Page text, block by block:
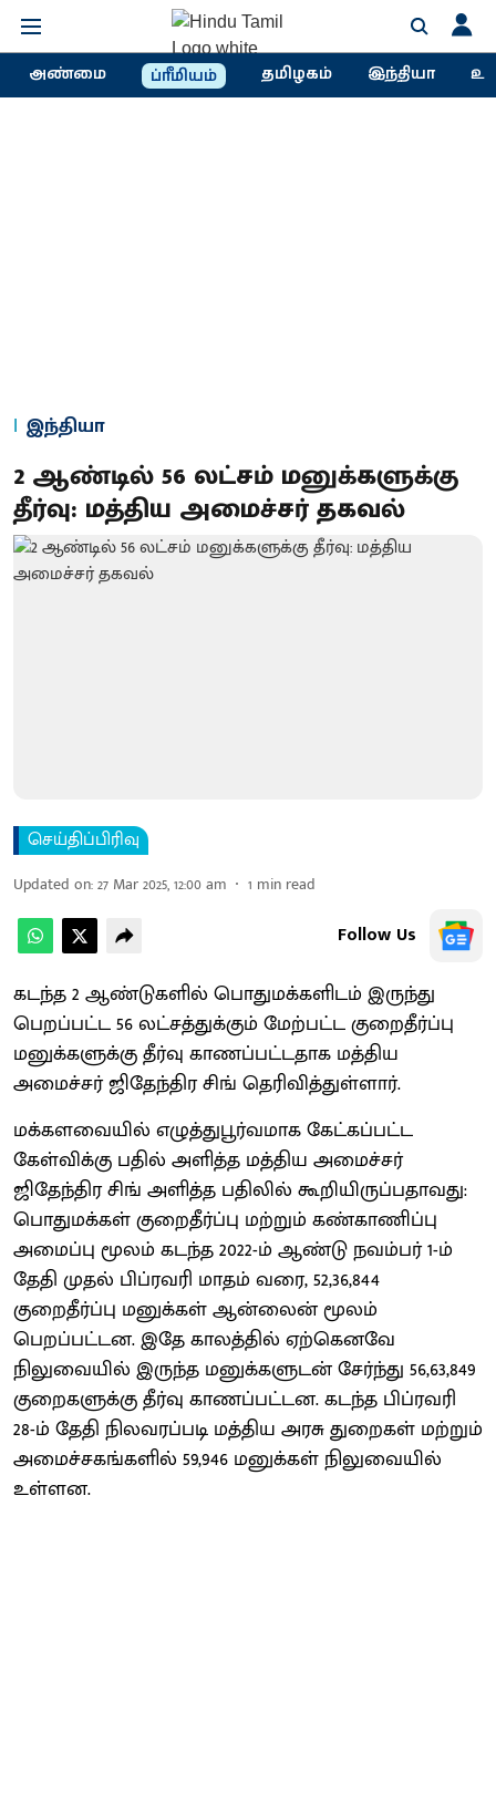
அண்மை ப்ரீமியம் தமிழகம் இந்தியா
இந்தியா
2 ஆண்டில் 56 லட்சம் மனுக்களுக்கு
தீர்வு: மத்திய அமைச்சர் தகவல்
செய்திப்பிரிவு
Updated on:27 Mar 2025, 12:00 am 1 min read
Follow Us
கடந்த 2 ஆண்டுகளில் பொதுமக்களிடம் இருந்து
பெறப்பட்ட 56 லட்சத்துக்கும் மேற்பட்ட குறைதீர்ப்பு
மனுக்களுக்கு தீர்வு காணப்பட்டதாக மத்திய
அமைச்சர் ஜிதேந்திர சிங் தெரிவித்துள்ளார்.
மக்களவையில் எழுத்துபூர்வமாக கேட்கப்பட்ட
கேள்விக்கு பதில் அளித்த மத்திய அமைச்சர்
ஜிதேந்திர சிங் அளித்த பதிலில் கூறியிருப்பதாவது:
பொதுமக்கள் குறைதீர்ப்பு மற்றும் கண்காணிப்பு
அமைப்பு மூலம் கடந்த 2022-ம் ஆண்டு நவம்பர் 1-ம்
தேதி முதல் பிப்ரவரி மாதம் வரை, 52,36,844
குறைதீர்ப்பு மனுக்கள் ஆன்லைன் மூலம்
பெறப்பட்டன. இதே காலத்தில் ஏற்கெனவே
நிலுவையில் இருந்த மனுக்களுடன் சேர்ந்து 56,63,849
குறைகளுக்கு தீர்வு காணப்பட்டன. கடந்த பிப்ரவரி
28-ம் தேதி நிலவரப்படி மத்திய அரசு துறைகள் மற்றும்
அமைச்சகங்களில் 59,946 மனுக்கள் நிலுவையில்
உள்ளன.